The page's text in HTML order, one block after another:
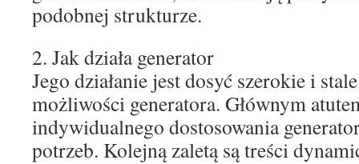
podobnej strukturze.
2. Jak działa generator
Jego działanie jest dosyć szerokie i
możliwości generatora. Głównym
indywidualnego dostosowania
potrzeb. Kolejną zaletą są treści